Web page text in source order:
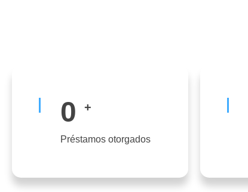
0 +
Préstamos otorgados